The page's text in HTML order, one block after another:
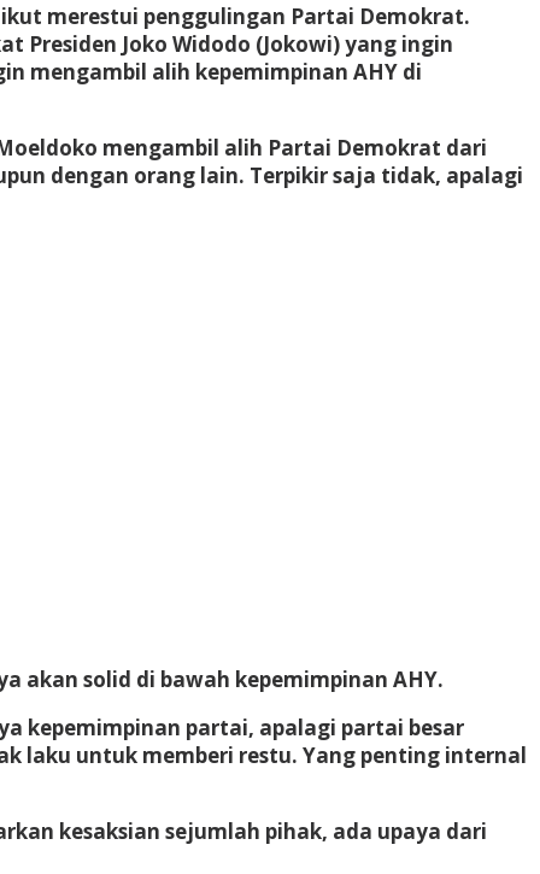
merestui penggulingan Partai Demokrat.
Presiden Joko Widodo (Jokowi) yang ingin
mengambil alih kepemimpinan AHY di
mengambil alih Partai Demokrat dari
dengan orang lain. Terpikir saja tidak, apalagi
akan solid di bawah kepemimpinan AHY.
kepemimpinan partai, apalagi partai besar
laku untuk memberi restu. Yang penting internal
kesaksian sejumlah pihak, ada upaya dari